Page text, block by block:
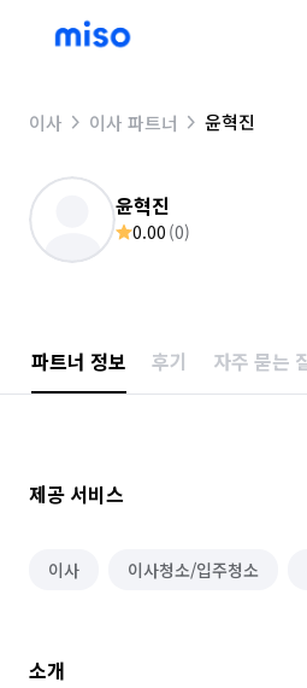
이사 이사 파트너 윤혁진
윤혁진
0.00 (0)
파트너 정보 후기 자주 묻는
제공 서비스
이사 이사청소/입주청소
소개